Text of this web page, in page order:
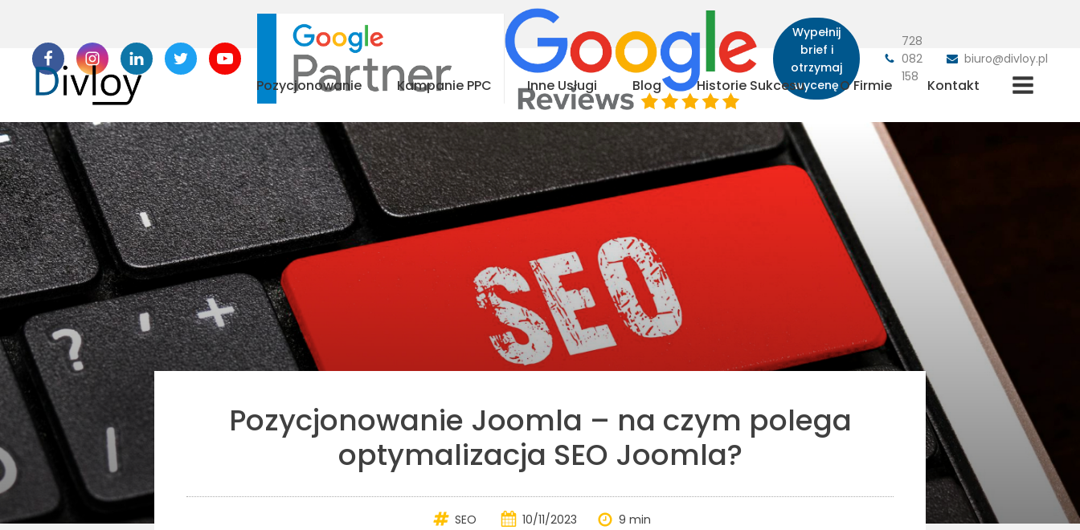
Wypełnij
brief i
otrzymaj
wycenę
728
082
158
biuro@divloy.pl
Pozycjonowanie Kampanie PPC Inne Usługi Blog Historie Sukcesu O Firmie Kontakt
Pozycjonowanie Joomla – na czym polega
optymalizacja SEO Joomla?
SEO 10/11/2023 9 min